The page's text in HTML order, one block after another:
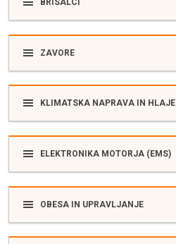
BRISALCI
ZAVORE
KLIMATSKA NAPRAVA IN
ELEKTRONIKA MOTORJA (EMS)
OBESA IN UPRAVLJANJE